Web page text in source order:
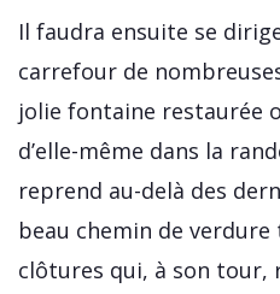
Il faudra ensuite se
carrefour de
jolie fontaine restaurée
d’elle-même dans la
reprend au-delà des
beau chemin de
clôtures qui, à son